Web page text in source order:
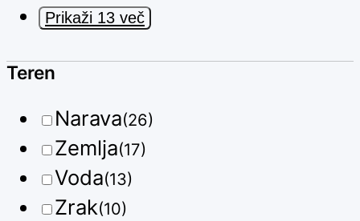
Prikaži 13 več
Teren
Narava(26)
Zemlja(17)
Voda(13)
Zrak(10)